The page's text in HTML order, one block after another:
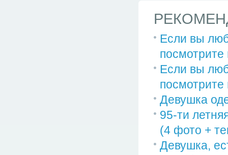
Если вы
Если вы
Девушка
95-ти
(4 фото +
Девушка,